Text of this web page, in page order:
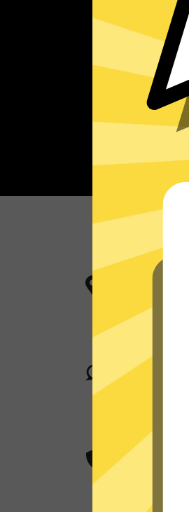
更多服
科学上网
卓越的
科学上网
您身在何处
超群的